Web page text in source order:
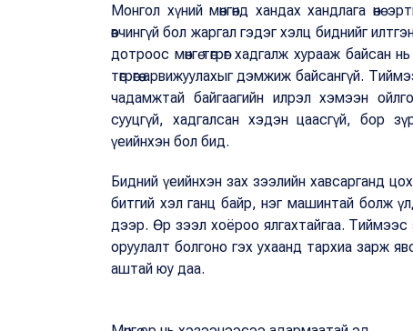
Монгол хүний мөнгөнд хандах хандлага
өвчингүй бол жаргал гэдэг хэлц биднийг
дотроос мөнгө төгрөг хадгалж хурааж
төгрөгөө арвижуулахыг дэмжиж байсангүй.
чадамжтай байгаагийн илрэл хэмээн
сууцгүй, хадгалсан хэдэн цаасгүй, бор
үеийнхэн бол бид.
Бидний үеийнхэн зах зээлийн хавсарганд
битгий хэл ганц байр, нэг машинтай болж
дээр. Өр зээл хоёроо ялгахтайгаа. Тиймээс
оруулалт болгоно гэх ухаанд тархиа зарж
аштай юу даа.